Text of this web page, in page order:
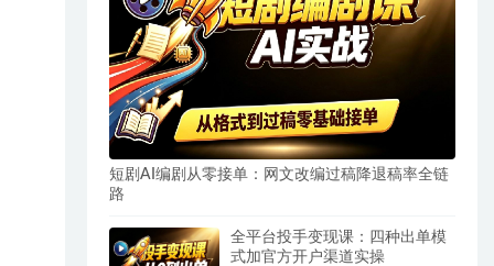
短剧AI编剧从零接单：网文改编过稿降退稿率全链
路
全平台投手变现课：四种出单模
式加官方开户渠道实操